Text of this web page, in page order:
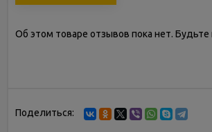
Об этом товаре отзывов пока нет.
Поделиться: